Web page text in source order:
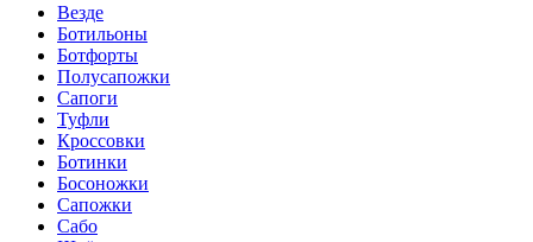
Везде
Ботильоны
Ботфорты
Полусапожки
Сапоги
Туфли
Кроссовки
Ботинки
Босоножки
Сапожки
Сабо